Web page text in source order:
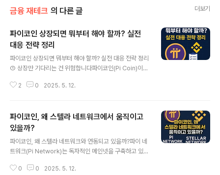
금융 재테크 의 다른 글 더보기
파이코인 상장되면 뭐부터 해야 할까? 실전
대응 전략 정리
파이코인 상장되면 뭐부터 해야 할까? 실전 대응 전략 정리
① 상장만 기다리는 건 위험합니다파이코인(Pi Coin)이
야 할까요? 단순히 “가격 오르면 팔자”는 전략만으로는 수
발생할 가능성이 높습니다.그래서 미리 준비된 사람만이
초기 수익 구간에서 실현 전략을 제대로 실행할 수 있습니
다. 지금부터는 실제 상장 시 유의해야 할 점과 사전에 준비
할 대응 전략을 정리해보겠습니다.② 실제 상장 직후, 어떤
일들이 벌어질까?발생 가능 상황설명대응 전략가격 급등
후 급락초기 매수/매도 세력 충돌단기익 실현 목표가 미리
2 0 2025. 5. 12.
파이코인, 왜 스텔라 네트워크에서 움직이고
있을까?
파이코인, 왜 스텔라 네트워크와 연동되고 있을까?파이 네
트워크(Pi Network)는 독자적인 메인넷을 구축하고 있지
연결 정황이 계속 포착되고 있습니다. 특히 일부 트랜잭션
0 0 2025. 5. 12.